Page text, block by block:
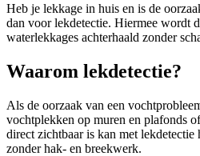
Heb je lekkage in huis en is de
dan voor lekdetectie. Hiermee wordt
waterlekkages achterhaald zonder
Waarom lekdetectie?
Als de oorzaak van een
vochtplekken op muren en plafonds
direct zichtbaar is kan met
zonder hak- en breekwerk.